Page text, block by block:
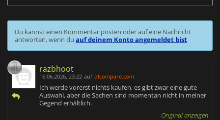
Du kannst einen Kommentar posten oder auf eine Nachricht
antworten, wenn du auf deinem Konto angemeldet bist
razbhoot
16.06.2026, 23:22 auf dlcompare.com
Ich werde vorerst nichts kaufen, es gibt zwar eine gute
Auswahl, aber die Sachen sind momentan nicht in meiner
Gegend erhältlich.
Original anzeigen